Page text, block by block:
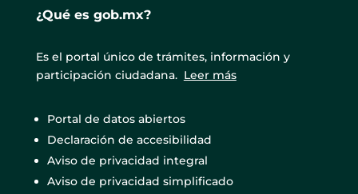
¿Qué es gob.mx?
Es el portal único de trámites, información y
participación ciudadana. Leer más
Portal de datos abiertos
Declaración de accesibilidad
Aviso de privacidad integral
Aviso de privacidad simplificado